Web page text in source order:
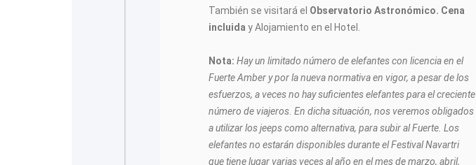
También se visitará el Observatorio Astronómico. Cena
incluida y Alojamiento en el Hotel.
Nota:Hay un limitado número de elefantes con licencia en el
Fuerte Amber y por la nueva normativa en vigor, a pesar de los
esfuerzos, a veces no hay suficientes elefantes para el creciente
número de viajeros. En dicha situación, nos veremos obligados
a utilizar los jeeps como alternativa, para subir al Fuerte. Los
elefantes no estarán disponibles durante el Festival Navartri
que tiene lugar varias veces al año en el mes de marzo, abril,